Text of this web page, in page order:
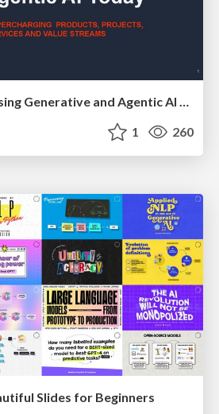
How People are Using Generative and Agentic AI to Supercharge Their Products, Projects, Services and Value Streams Today
1 260
Slides for Beginners